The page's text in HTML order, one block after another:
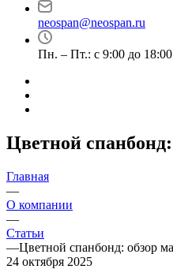
neospan@neospan.ru
Пн. – Пт.: с 9:00 до 18:00
Цветной
Главная
—
О компании
—
Статьи
—Цветной спанбонд: обзор
24 октября 2025